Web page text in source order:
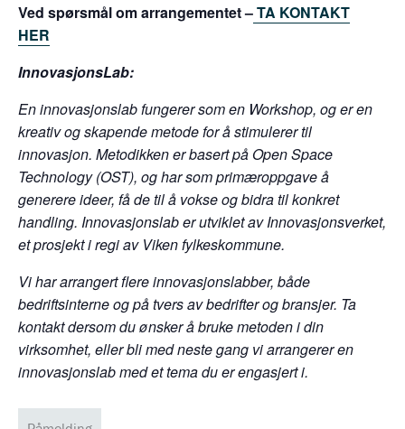
Ved spørsmål om arrangementet –TA KONTAKT
HER
InnovasjonsLab:
En innovasjonslab fungerer som en Workshop, og er en
kreativ og skapende metode for å stimulerer til
innovasjon. Metodikken er basert på Open Space
Technology (OST), og har som primæroppgave å
generere ideer, få de til å vokse og bidra til konkret
handling. Innovasjonslab er utviklet av Innovasjonsverket,
et prosjekt i regi av Viken fylkeskommune.
Vi har arrangert flere innovasjonslabber, både
bedriftsinterne og på tvers av bedrifter og bransjer. Ta
kontakt dersom du ønsker å bruke metoden i din
virksomhet, eller bli med neste gang vi arrangerer en
innovasjonslab med et tema du er engasjert i.